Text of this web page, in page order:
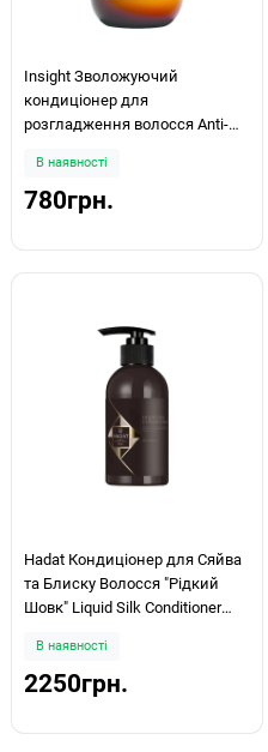
Insight Зволожуючий
кондиціонер для
розгладження волосся Anti-
В наявності
780грн.
Hadat Кондиціонер для Сяйва
та Блиску Волосся "Рідкий
Шовк" Liquid Silk Conditioner
В наявності
2250грн.